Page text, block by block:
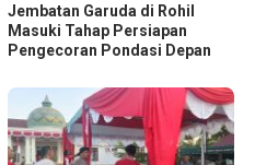
Jembatan Garuda di Rohil
Masuki Tahap Persiapan
Pengecoran Pondasi Depan